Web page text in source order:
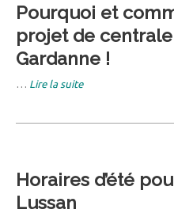
Pourquoi et
projet de
Gardanne !
… Lire la suite
Horaires d’été
Lussan